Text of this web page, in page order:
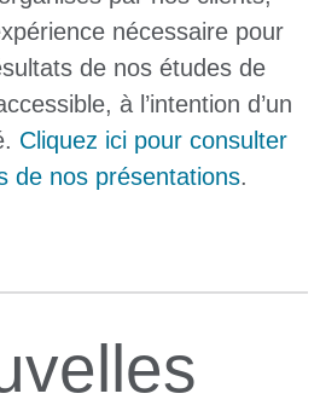
nécessaire pour
de nos études de
à l’intention d’un
Cliquez ici pour consulter
de nos présentations.